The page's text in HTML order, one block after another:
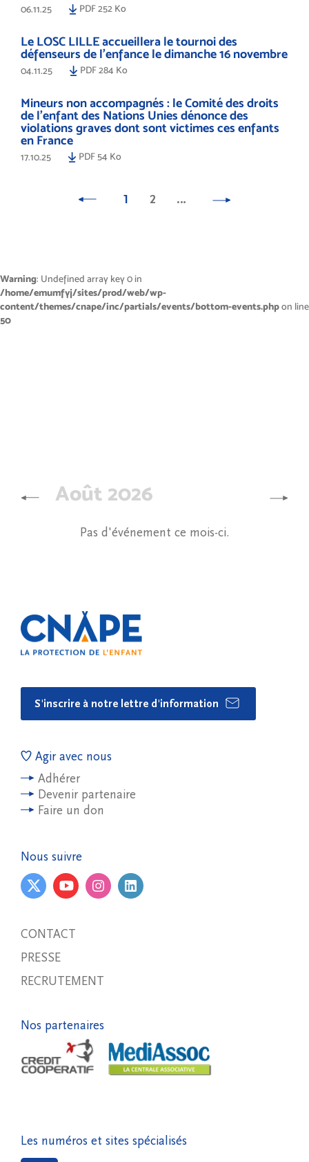
06.11.25 PDF 252 Ko
Le LOSC LILLE accueillera le tournoi des
défenseurs de l'enfance le dimanche 16 novembre
04.11.25 PDF 284 Ko
Mineurs non accompagnés : le Comité des droits
de l’enfant des Nations Unies dénonce des
violations graves dont sont victimes ces enfants
en France
17.10.25 PDF 54 Ko
1 2 …
Warning: Undefined array key 0 in
/home/emumfyj/sites/prod/web/wp-
content/themes/cnape/inc/partials/events/bottom-events.phpon line
50
Août 2026
Pas d'événement ce mois-ci.
S'inscrire à notre lettre d'information
Agir avec nous
Adhérer
Devenir partenaire
Faire un don
Nous suivre
CONTACT
PRESSE
RECRUTEMENT
Nos partenaires
Les numéros et sites spécialisés